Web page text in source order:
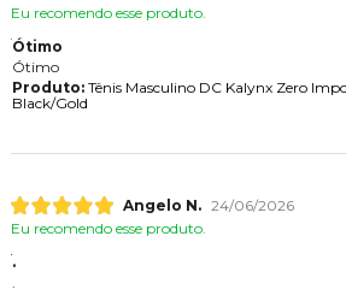
Eu recomendo esse produto.
Ótimo
Ótimo
Produto:Tênis Masculino DC Kalynx Zero
Black/Gold
Angelo N. 24/06/2026
Eu recomendo esse produto.
.
.